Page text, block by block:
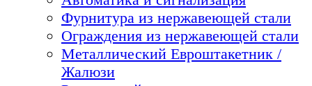
Фурнитура из нержавеющей стали
Ограждения из нержавеющей стали
Металлический Евроштакетник /
Жалюзи